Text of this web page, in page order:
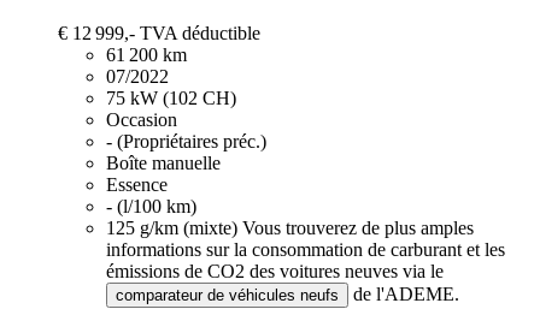
€ 12 999,- TVA déductible
61 200 km
07/2022
75 kW (102 CH)
Occasion
- (Propriétaires préc.)
Boîte manuelle
Essence
- (l/100 km)
125 g/km (mixte) Vous trouverez de plus amples
informations sur la consommation de carburant et les
émissions de CO2 des voitures neuves via le
comparateur de véhicules neufs
de l'ADEME.